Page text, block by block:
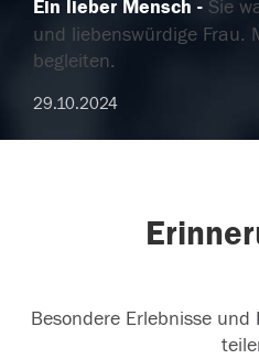
Ein lieber Mensch
Sie
und liebenswürdige Frau.
begleiten.
29.10.2024
Besondere Erlebnisse